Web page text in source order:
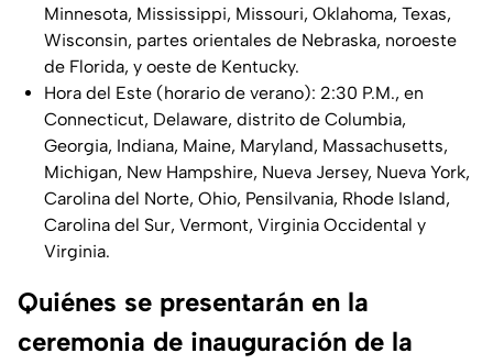
Minnesota, Mississippi, Missouri, Oklahoma, Texas,
Wisconsin, partes orientales de Nebraska, noroeste
de Florida, y oeste de Kentucky.
Hora del Este (horario de verano): 2:30 P.M., en
Connecticut, Delaware, distrito de Columbia,
Georgia, Indiana, Maine, Maryland, Massachusetts,
Michigan, New Hampshire, Nueva Jersey, Nueva York,
Carolina del Norte, Ohio, Pensilvania, Rhode Island,
Carolina del Sur, Vermont, Virginia Occidental y
Virginia.
Quiénes se presentarán en la
ceremonia de inauguración de la